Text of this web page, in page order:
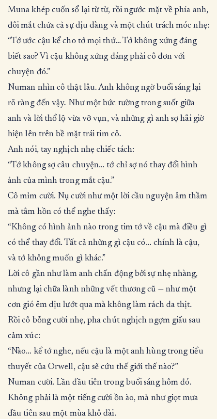
Muna khép cuốn sổ lại từ từ, rồi ngước mặt về phía anh,
đôi mắt chứa cả sự dịu dàng và một chút trách móc nhẹ:
“Tớ ước cậu kể cho tớ mọi thứ… Tớ không xứng đáng
biết sao? Vì cậu không xứng đáng phải cô đơn với
chuyện đó.”
Numan nhìn cô thật lâu. Anh không ngờ buổi sáng lại
rõ ràng đến vậy. Như một bức tường trong suốt giữa
anh và lời thổ lộ vừa vỡ vụn, và những gì anh sợ hãi giờ
hiện lên trên bề mặt trái tim cô.
Anh nói, tay nghịch nhẹ chiếc tách:
“Tớ không sợ câu chuyện… tớ chỉ sợ nó thay đổi hình
ảnh của mình trong mắt cậu.”
Cô mỉm cười. Nụ cười như một lời cầu nguyện âm thầm
mà tâm hồn có thể nghe thấy:
“Không có hình ảnh nào trong tim tớ về cậu mà điều gì
có thể thay đổi. Tất cả những gì cậu có… chính là cậu,
và tớ không muốn gì khác.”
Lời cô gần như làm anh chấn động bởi sự nhẹ nhàng,
nhưng lại chữa lành những vết thương cũ — như một
cơn gió êm dịu lướt qua mà không làm rách da thịt.
Rồi cô bỗng cười nhẹ, pha chút nghịch ngợm giấu sau
cảm xúc:
“Nào… kể tớ nghe, nếu cậu là một anh hùng trong tiểu
thuyết của Orwell, cậu sẽ cứu thế giới thế nào?”
Numan cười. Lần đầu tiên trong buổi sáng hôm đó.
Không phải là một tiếng cười ồn ào, mà như giọt mưa
đầu tiên sau một mùa khô dài.